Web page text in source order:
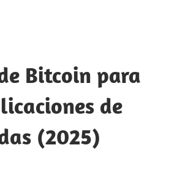
Bitcoin para
de
(2025)